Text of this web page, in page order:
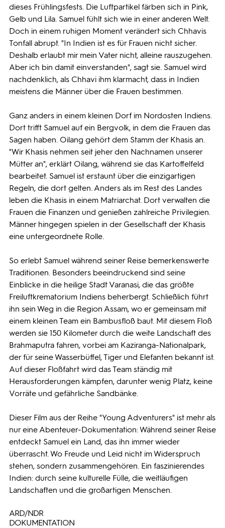
dieses Frühlingsfests. Die Luftpartikel färben sich in Pink,
Gelb und Lila. Samuel fühlt sich wie in einer anderen Welt.
Doch in einem ruhigen Moment verändert sich Chhavis
Tonfall abrupt. "In Indien ist es für Frauen nicht sicher.
Deshalb erlaubt mir mein Vater nicht, alleine rauszugehen.
Aber ich bin damit einverstanden", sagt sie. Samuel wird
nachdenklich, als Chhavi ihm klarmacht, dass in Indien
meistens die Männer über die Frauen bestimmen.
Ganz anders in einem kleinen Dorf im Nordosten Indiens.
Dort trifft Samuel auf ein Bergvolk, in dem die Frauen das
Sagen haben. Oilang gehört dem Stamm der Khasis an.
"Wir Khasis nehmen seit jeher den Nachnamen unserer
Mütter an", erklärt Oilang, während sie das Kartoffelfeld
bearbeitet. Samuel ist erstaunt über die einzigartigen
Regeln, die dort gelten. Anders als im Rest des Landes
leben die Khasis in einem Matriarchat. Dort verwalten die
Frauen die Finanzen und genießen zahlreiche Privilegien.
Männer hingegen spielen in der Gesellschaft der Khasis
eine untergeordnete Rolle.
So erlebt Samuel während seiner Reise bemerkenswerte
Traditionen. Besonders beeindruckend sind seine
Einblicke in die heilige Stadt Varanasi, die das größte
Freiluftkrematorium Indiens beherbergt. Schließlich führt
ihn sein Weg in die Region Assam, wo er gemeinsam mit
einem kleinen Team ein Bambusfloß baut. Mit diesem Floß
werden sie 150 Kilometer durch die weite Landschaft des
Brahmaputra fahren, vorbei am Kaziranga-Nationalpark,
der für seine Wasserbüffel, Tiger und Elefanten bekannt ist.
Auf dieser Floßfahrt wird das Team ständig mit
Herausforderungen kämpfen, darunter wenig Platz, keine
Vorräte und gefährliche Sandbänke.
Dieser Film aus der Reihe "Young Adventurers" ist mehr als
nur eine Abenteuer-Dokumentation: Während seiner Reise
entdeckt Samuel ein Land, das ihn immer wieder
überrascht. Wo Freude und Leid nicht im Widerspruch
stehen, sondern zusammengehören. Ein faszinierendes
Indien: durch seine kulturelle Fülle, die weitläufigen
Landschaften und die großartigen Menschen.
ARD/NDR
DOKUMENTATION